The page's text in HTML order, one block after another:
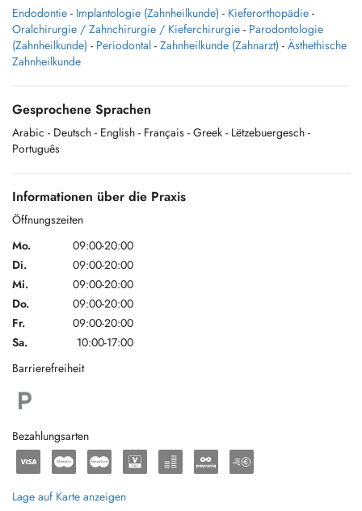
Endodontie - Implantologie (Zahnheilkunde) - Kieferorthopädie -
Oralchirurgie / Zahnchirurgie / Kieferchirurgie - Parodontologie
(Zahnheilkunde) - Periodontal - Zahnheilkunde (Zahnarzt) - Ästhethische
Zahnheilkunde
Gesprochene Sprachen
Arabic - Deutsch - English - Français - Greek - Lëtzebuergesch -
Português
Informationen über die Praxis
Öffnungszeiten
Mo.
09:00-20:00
Di.
09:00-20:00
Mi.
09:00-20:00
Do.
09:00-20:00
Fr.
09:00-20:00
Sa.
10:00-17:00
Barrierefreiheit
Bezahlungsarten
Lage auf Karte anzeigen